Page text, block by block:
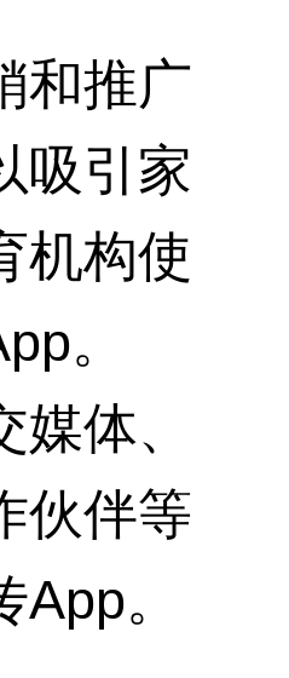
和推广
吸引家
机构使
。
体、
伙伴等
。